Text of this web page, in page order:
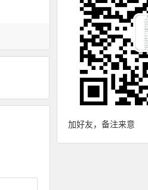
加好友，备注来意